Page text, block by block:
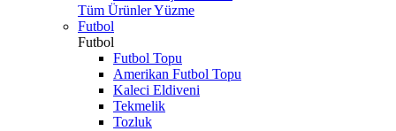
Tüm Ürünler Yüzme
Futbol
Futbol
Futbol Topu
Amerikan Futbol Topu
Kaleci Eldiveni
Tekmelik
Tozluk